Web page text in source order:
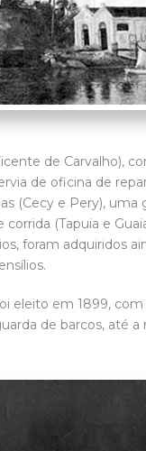
de Carvalho),
de oficina de
(Cecy e Pery),
(Tapuia e
foram adquiridos
eleito em 1899,
de barcos, até